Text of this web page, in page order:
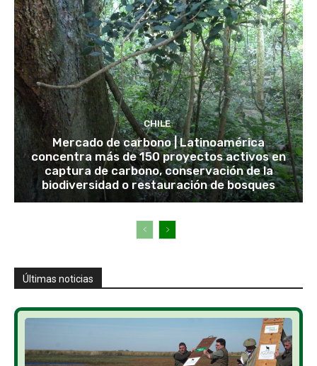
CHILE
Mercado de carbono | Latinoamérica
concentra más de 150 proyectos activos en
captura de carbono, conservación de la
biodiversidad o restauración de bosques
Últimas noticias